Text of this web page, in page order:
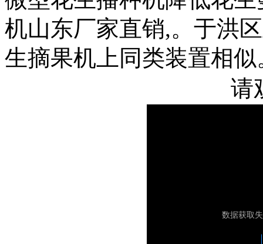
机山东厂家直销,。于洪
生摘果机上同类装置相似
请